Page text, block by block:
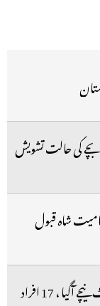
کی حالت تشویش
شاہ قبول
ایئر انڈیا کا طیارہ ہوا میں اچانک 300 فٹ نیچے آگیا ، 17 افراد